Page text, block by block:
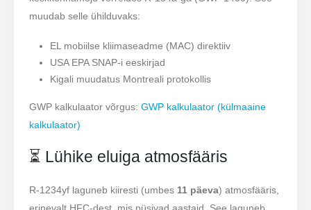
muudab selle ühilduvaks:
EL mobiilse kliimaseadme (MAC) direktiiv
USA EPA SNAP-i eeskirjad
Kigali muudatus Montreali protokollis
GWP kalkulaator võrgus:GWP kalkulaator (külmaaine
kalkulaator)
⏳ Lühike eluiga atmosfääris
R-1234yf laguneb kiiresti (umbes 11 päeva) atmosfääris,
erinevalt HFC-dest, mis püsivad aastaid. See laguneb